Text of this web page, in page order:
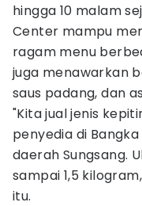
hingga 10 malam
Center mampu
ragam menu
juga menawarkan
saus padang, dan
"Kita jual jenis
penyedia di
daerah Sungsang.
sampai 1,5
itu.